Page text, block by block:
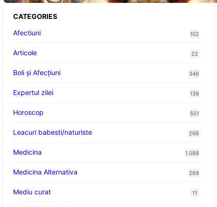
CATEGORIES
Afectiuni
102
Articole 22
Boli și Afecțiuni 346
Expertul zilei 139
Horoscop 501
Leacuri babesti/naturiste 266
Medicina 1.088
Medicina Alternativa 269
Mediu curat 11